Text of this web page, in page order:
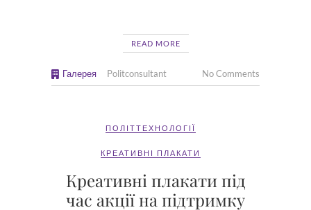
READ MORE
Галерея Politconsultant No Comments
ПОЛІТТЕХНОЛОГІЇ
КРЕАТИВНІ ПЛАКАТИ
Креативні плакати під
час акції на підтримку